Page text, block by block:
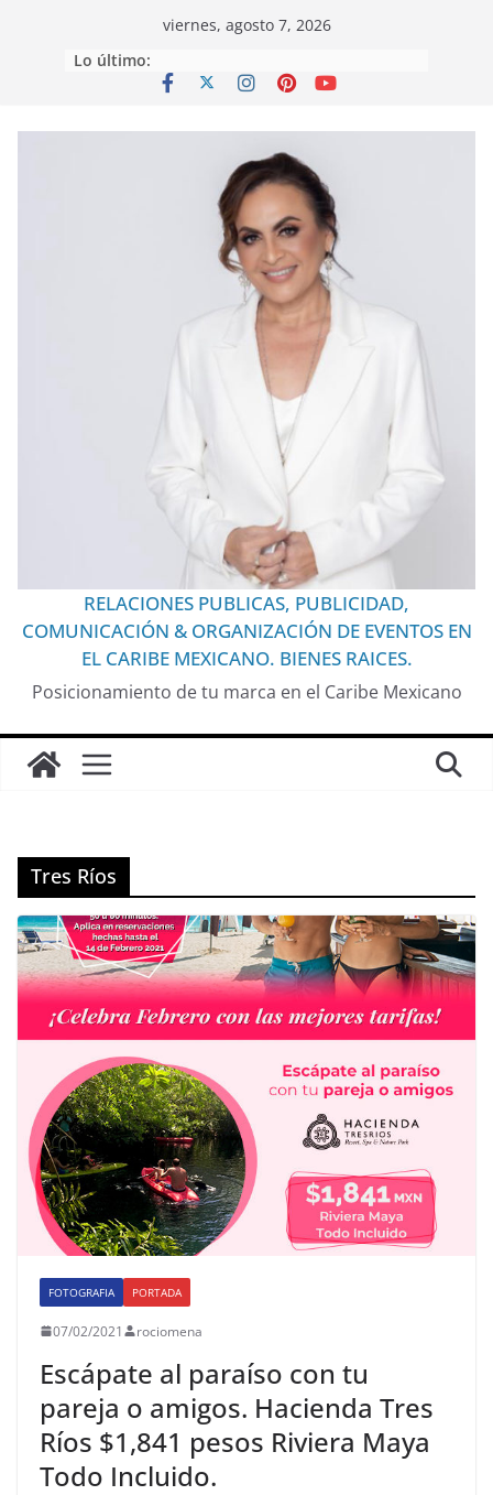
viernes, agosto 7, 2026
Lo último:
RELACIONES PUBLICAS, PUBLICIDAD,
COMUNICACIÓN & ORGANIZACIÓN DE EVENTOS EN
EL CARIBE MEXICANO. BIENES RAICES.
Posicionamiento de tu marca en el Caribe Mexicano
Tres Ríos
FOTOGRAFIA PORTADA
07/02/2021 rociomena
Escápate al paraíso con tu
pareja o amigos. Hacienda Tres
Ríos $1,841 pesos Riviera Maya
Todo Incluido.